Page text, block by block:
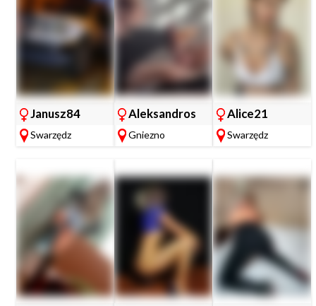
Janusz84
Swarzędz
Aleksandros
Gniezno
Alice21
Swarzędz